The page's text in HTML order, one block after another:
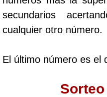
Paisita Día
secundarios
cualquier otro número.
El último número es el